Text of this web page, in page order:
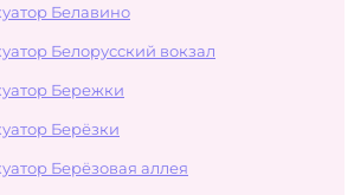
Белавино
Белорусский вокзал
Бережки
Берёзки
Берёзовая аллея